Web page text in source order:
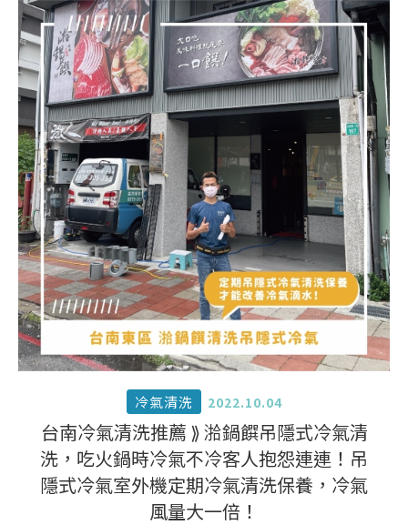
冷氣清洗 2022.10.04
台南冷氣清洗推薦 ⟫ 湁鍋饌吊隱式冷氣清
洗，吃火鍋時冷氣不冷客人抱怨連連！吊
隱式冷氣室外機定期冷氣清洗保養，冷氣
風量大一倍！